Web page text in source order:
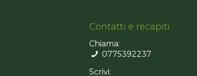
Contatti e recapiti
Chiama:
0775392237
Scrivi: